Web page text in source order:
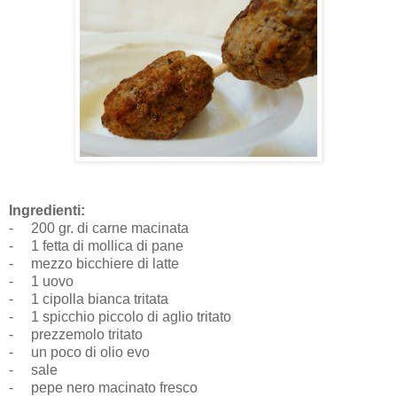
Ingredienti:
-
200 gr. di carne macinata
-
1 fetta di mollica di pane
-
mezzo bicchiere di latte
-
1 uovo
-
1 cipolla bianca tritata
-
1 spicchio piccolo di aglio tritato
-
prezzemolo tritato
-
un poco di olio evo
-
sale
-
pepe nero macinato fresco